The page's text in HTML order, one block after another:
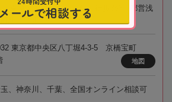
、東京メトロ「八丁堀駅」徒歩3分、都営浅
町駅」徒歩4分
東京都中央区八丁堀4-3-5 京橋宝町
地図
、神奈川、千葉、全国オンライン相談可
メールで相談する